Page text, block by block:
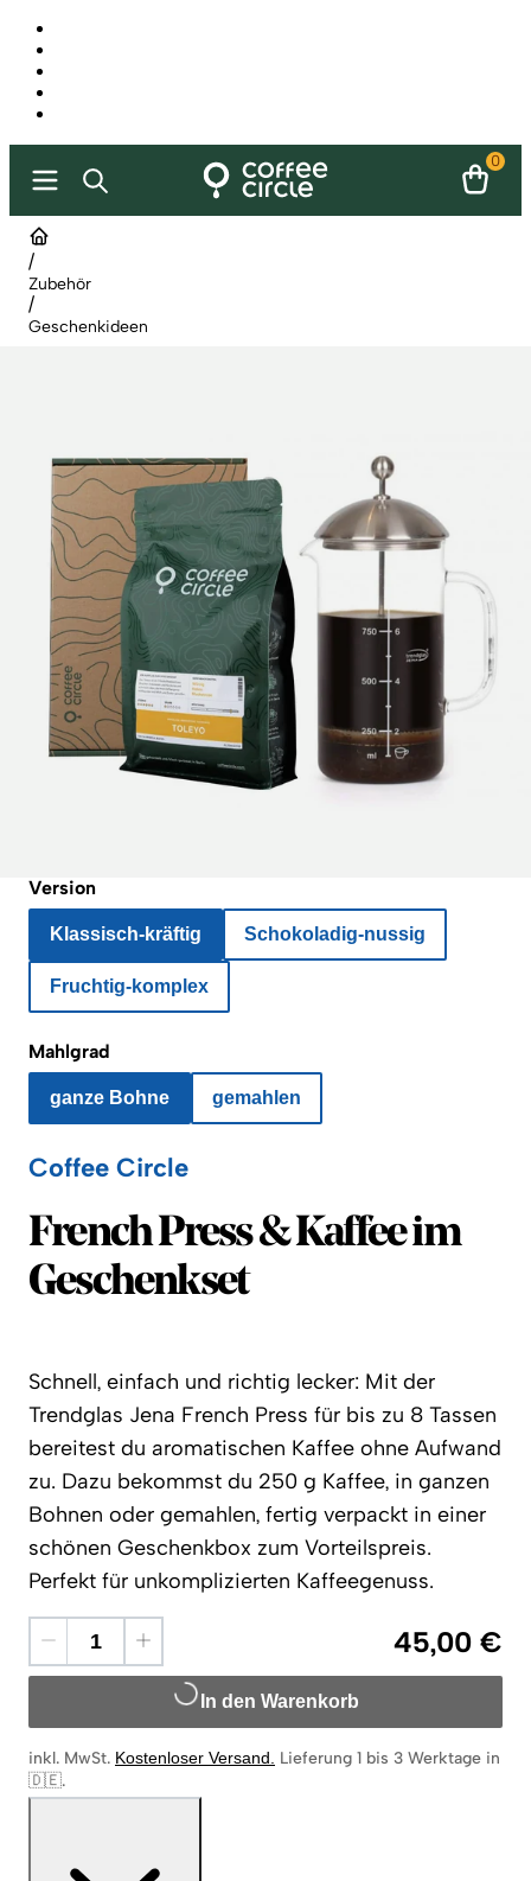
0
/
Zubehör
/
Geschenkideen
Version
Klassisch-kräftig Schokoladig-nussig
Fruchtig-komplex
Mahlgrad
ganze Bohne gemahlen
Coffee Circle
Coffee Circle
French Press & Kaffee im
Geschenkset
Schnell, einfach und richtig lecker: Mit der
Trendglas Jena French Press für bis zu 8 Tassen
bereitest du aromatischen Kaffee ohne Aufwand
zu. Dazu bekommst du 250 g Kaffee, in ganzen
Bohnen oder gemahlen, fertig verpackt in einer
schönen Geschenkbox zum Vorteilspreis.
Perfekt für unkomplizierten Kaffeegenuss.
45,00 €
In den Warenkorb
inkl. MwSt. Kostenloser Versand. Lieferung 1 bis 3 Werktage in
🇩🇪.